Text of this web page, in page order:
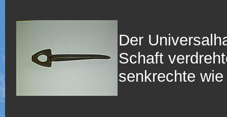
Der
Schaft
senkrechte